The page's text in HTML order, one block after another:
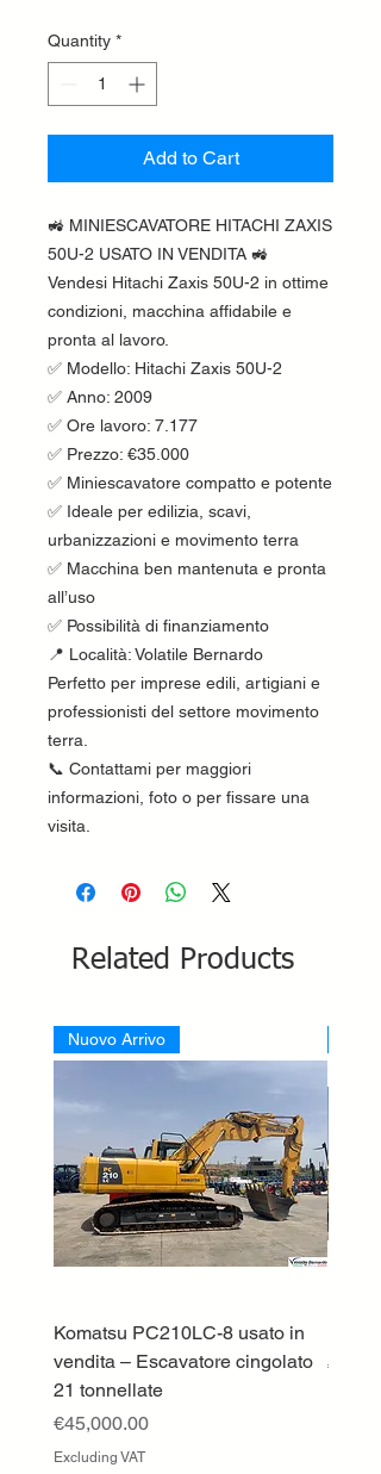
Quantity *
Add to Cart
🚜 MINIESCAVATORE HITACHI ZAXIS
50U-2 USATO IN VENDITA 🚜
Vendesi Hitachi Zaxis 50U-2 in ottime
condizioni, macchina affidabile e
pronta al lavoro.
✅ Modello: Hitachi Zaxis 50U-2
✅ Anno: 2009
✅ Ore lavoro: 7.177
✅ Prezzo: €35.000
✅ Miniescavatore compatto e potente
✅ Ideale per edilizia, scavi,
urbanizzazioni e movimento terra
✅ Macchina ben mantenuta e pronta
all’uso
✅ Possibilità di finanziamento
📍 Località: Volatile Bernardo
Perfetto per imprese edili, artigiani e
professionisti del settore movimento
terra.
📞 Contattami per maggiori
informazioni, foto o per fissare una
visita.
Related Products
Nuovo Arrivo
Komatsu PC210LC-8 usato in
vendita – Escavatore cingolato
21 tonnellate
Price
€45,000.00
Excluding VAT
Price